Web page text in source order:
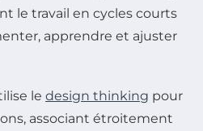
le travail en cycles courts
apprendre et ajuster
le design thinking pour
associant étroitement